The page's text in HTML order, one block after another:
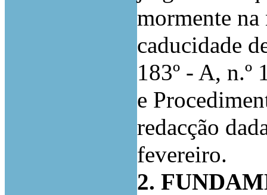
mormente
caducidade
183º - A, n.º
e
redacção
fevereiro.
2.